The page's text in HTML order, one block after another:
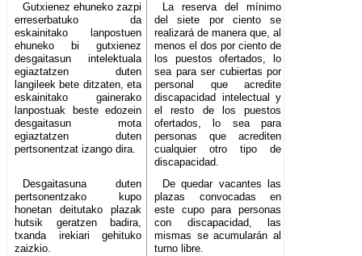
Gutxienez ehuneko zazpi
erreserbatuko da
eskainitako lanpostuen
ehuneko bi gutxienez
desgaitasun intelektuala
egiaztatzen duten
langileek bete ditzaten, eta
eskainitako gainerako
lanpostuak beste edozein
desgaitasun mota
egiaztatzen duten
pertsonentzat izango dira.
La reserva del mínimo
del siete por ciento se
realizará de manera que, al
menos el dos por ciento de
los puestos ofertados, lo
sea para ser cubiertas por
personal que acredite
discapacidad intelectual y
el resto de los puestos
ofertados, lo sea para
personas que acrediten
cualquier otro tipo de
discapacidad.
Desgaitasuna duten
pertsonentzako kupo
honetan deitutako plazak
hutsik geratzen badira,
txanda irekiari gehituko
zaizkio.
De quedar vacantes las
plazas convocadas en
este cupo para personas
con discapacidad, las
mismas se acumularán al
turno libre.